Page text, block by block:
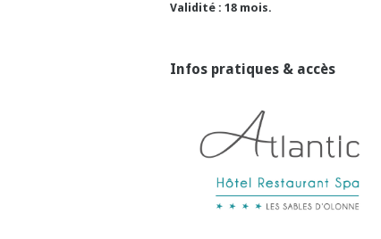
Validité : 18 mois.
Infos pratiques & accès